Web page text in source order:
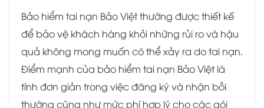
Bảo hiểm tai nạn Bảo Việt thường được thiết kế
để bảo vệ khách hàng khỏi những rủi ro và hậu
quả không mong muốn có thể xảy ra do tai nạn.
Điểm mạnh của bảo hiểm tai nạn Bảo Việt là
tính đơn giản trong việc đăng ký và nhận bồi
thường cũng như mức phí hợp lý cho các gói